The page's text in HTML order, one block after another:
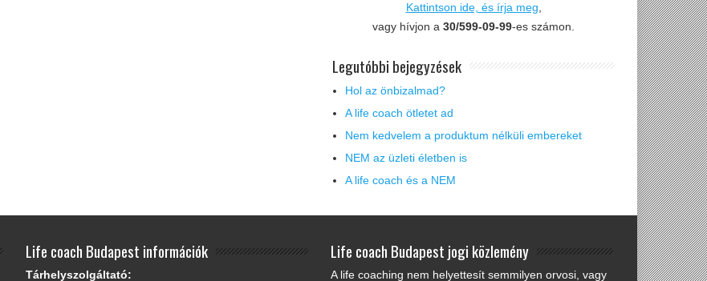
Kattintson ide, és írja meg
vagy hívjon a 30/599-09-99-es számon.
Legutóbbi bejegyzések
Hol az önbizalmad?
A life coach ötletet ad
Nem kedvelem a produktum nélküli embereket
NEM az üzleti életben is
A life coach és a NEM
Life coach Budapest információk
Tárhelyszolgáltató:
Life coach Budapest jogi közlemény
A life coaching nem helyettesít semmilyen orvosi, vagy